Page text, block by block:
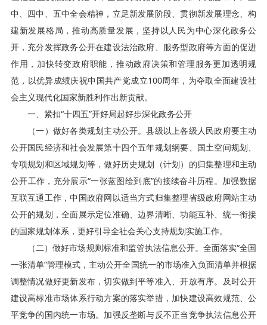
中、四中、五中全会精神，立足新发展阶段、贯彻新发展理念、构
建新发展格局，推动高质量发展，坚持以人民为中心深化政务公
开，充分发挥政务公开在建设法治政府、服务型政府等方面的促进
作用，加快转变政府职能，推动政府决策和管理服务更加透明规
范，以优异成绩庆祝中国共产党成立100周年，为夺取全面建设社
会主义现代化国家新胜利作出新贡献。
一、紧扣“十四五”开好局起好步深化政务公开
（一）做好各类规划主动公开。县级以上各级人民政府要主动
公开国民经济和社会发展第十四个五年规划纲要、国土空间规划、
专项规划和区域规划等，做好历史规划（计划）的归集整理和主动
公开工作，充分展示“一张蓝图绘到底”的接续奋斗历程。加强数据
互联互通工作，中国政府网以适当方式归集整理省级政府网站主动
公开的规划，全面展示定位准确、边界清晰、功能互补、统一衔接
的国家规划体系，更好引导全社会关心支持规划实施工作。
（二）做好市场规则标准和监管执法信息公开。全面落实“全国
一张清单”管理模式，主动公开全国统一的市场准入负面清单并根据
调整情况做好更新发布，切实做到平等准入、开放有序。及时公开
建设高标准市场体系行动方案的落实举措，加快建设高效规范、公
平竞争的国内统一市场。加强反垄断与反不正当竞争执法信息公开